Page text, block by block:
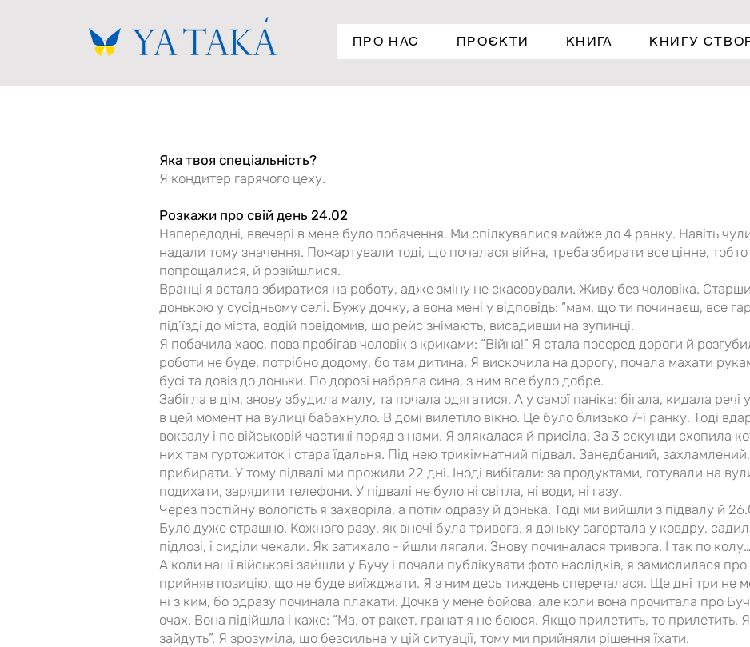
ПРО НАС ПРОЄКТИ КНИГА КНИГУ
Яка твоя спеціальність?
Я кондитер гарячого цеху.
Розкажи про свій день 24.02
Напередодні, ввечері в мене було побачення. Ми спілкувалися майже до 4 ранку. Навіть
надали тому значення. Пожартували тоді, що почалася війна, треба збирати все цінне, тобто
попрощалися, й розійшлися.
Вранці я встала збиратися на роботу, адже зміну не скасовували. Живу без чоловіка.
донькою у сусідньому селі. Бужу дочку, а вона мені у відповідь: “мам, що ти починаєш, все
під’їзді до міста, водій повідомив, що рейс знімають, висадивши на зупинці.
Я побачила хаос, повз пробігав чоловік з криками: “Війна!” Я стала посеред дороги й
роботи не буде, потрібно додому, бо там дитина. Я вискочила на дорогу, почала махати
бусі та довіз до доньки. По дорозі набрала сина, з ним все було добре.
Забігла в дім, знову збудила малу, та почала одягатися. А у самої паніка: бігала, кидала речі
в цей момент на вулиці бабахнуло. В домі вилетіло вікно. Це було близько 7-ї ранку. Тоді
вокзалу і по військовій частині поряд з нами. Я злякалася й присіла. За 3 секунди схопила
них там гуртожиток і стара їдальня. Під нею трикімнатний підвал. Занедбаний,
прибирати. У тому підвалі ми прожили 22 дні. Іноді вибігали: за продуктами, готували на
подихати, зарядити телефони. У підвалі не було ні світла, ні води, ні газу.
Через постійну вологість я захворіла, а потім одразу й донька. Тоді ми вийшли з підвалу й
Було дуже страшно. Кожного разу, як вночі була тривога, я доньку загортала у ковдру,
підлозі, і сиділи чекали. Як затихало - йшли лягали. Знову починалася тривога. І так по колу…
А коли наші військові зайшли у Бучу і почали публікувати фото наслідків, я замислилася про
прийняв позицію, що не буде виїжджати. Я з ним десь тиждень сперечалася. Ще дні три не
ні з ким, бо одразу починала плакати. Дочка у мене бойова, але коли вона прочитала про
очах. Вона підійшла і каже: “Ма, от ракет, гранат я не боюся. Якщо прилетить, то
зайдуть”. Я зрозуміла, що безсильна у цій ситуації, тому ми прийняли рішення їхати.